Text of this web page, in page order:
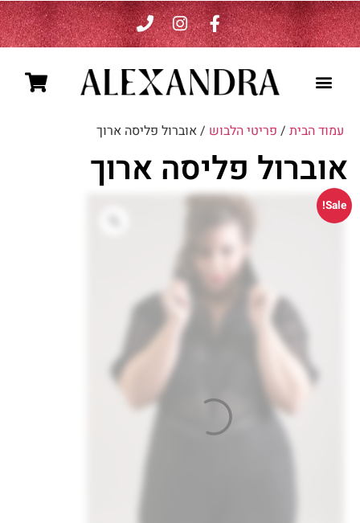
עמוד הבית / פריטי הלבוש / אוברול פליסה ארוך
אוברול פליסה ארוך
Sale!